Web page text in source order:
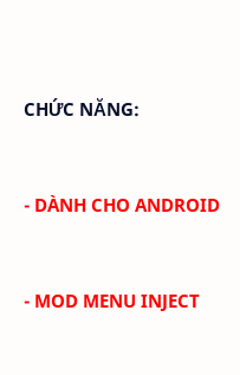
CHỨC NĂNG:
- DÀNH CHO ANDROID
- MOD MENU INJECT